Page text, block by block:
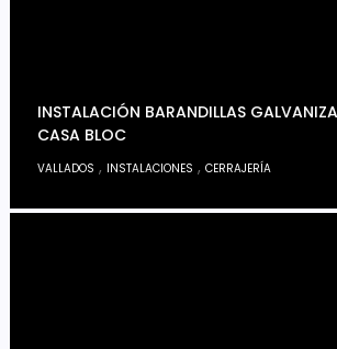
INSTALACIÓN BARANDILLAS
CASA BLOC
VALLADOS , INSTALACIONES ,CERRAJERÍA